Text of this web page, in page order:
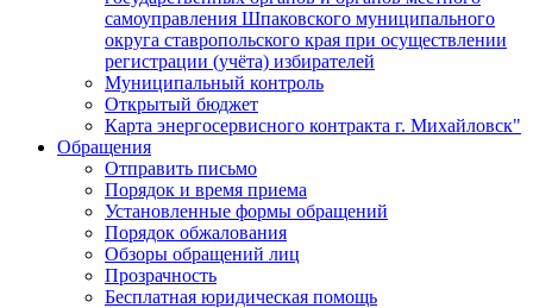
самоуправления Шпаковского муниципального
округа ставропольского края при осуществлении
регистрации (учёта) избирателей
Муниципальный контроль
Открытый бюджет
Карта энергосервисного контракта г. Михайловск"
Обращения
Отправить письмо
Порядок и время приема
Установленные формы обращений
Порядок обжалования
Обзоры обращений лиц
Прозрачность
Бесплатная юридическая помощь